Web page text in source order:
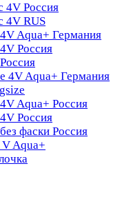
4V Россия
4V RUS
Aqua+ Германия
Россия
4V Aqua+ Германия
Aqua+ Россия
Россия
фаски Россия
Aqua+